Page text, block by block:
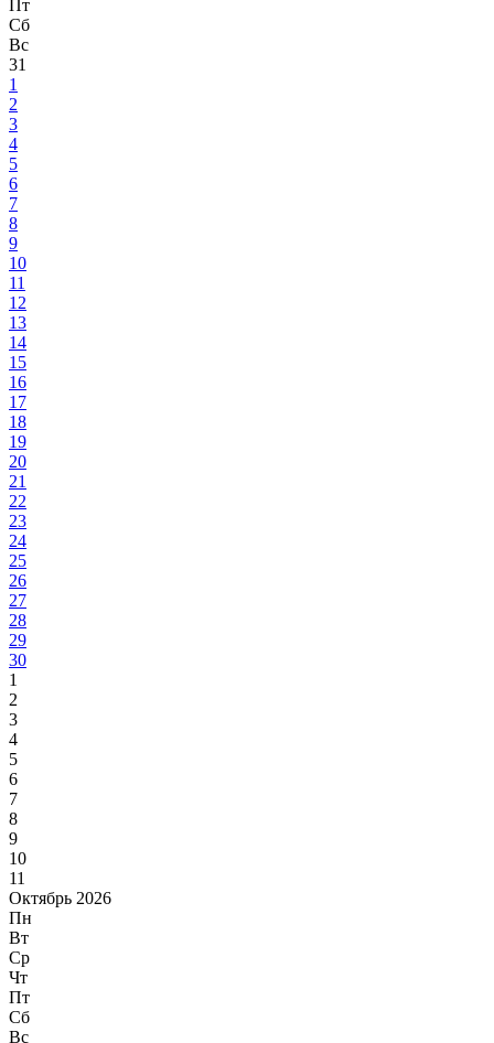
Пт
Сб
Вс
31
1
2
3
4
5
6
7
8
9
10
11
12
13
14
15
16
17
18
19
20
21
22
23
24
25
26
27
28
29
30
1
2
3
4
5
6
7
8
9
10
11
Октябрь 2026
Пн
Вт
Ср
Чт
Пт
Сб
Вс